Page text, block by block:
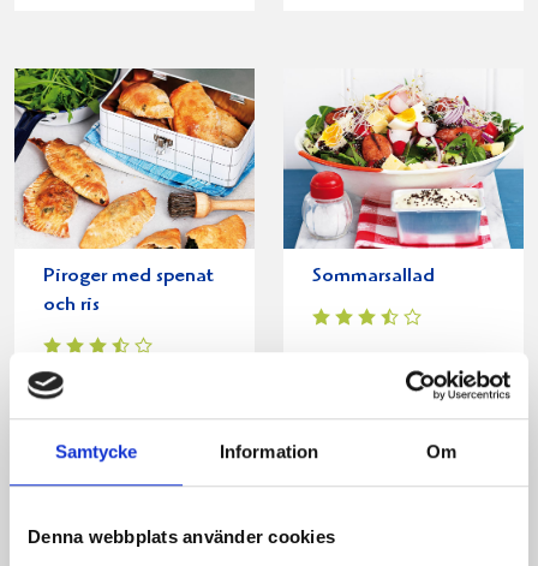
Samtycke Information Om
Denna webbplats använder cookies
Piroger med spenat
och ris
Sommarsallad